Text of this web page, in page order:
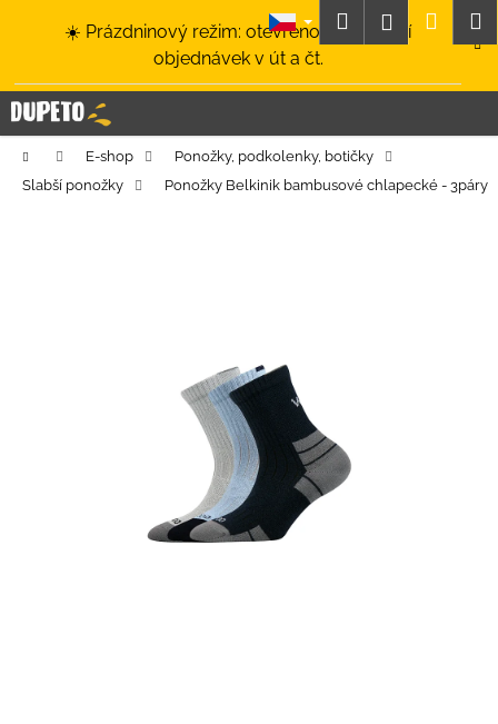
☀️ Prázdninový režim: otevřeno a odesílání
objednávek v út a čt.
HledatPřihlášení
Domů E-shop
Ponožky, podkolenky, botičky
Slabší ponožky
Ponožky Belkinik bambusové chlapecké - 3páry
í
k C
o
p